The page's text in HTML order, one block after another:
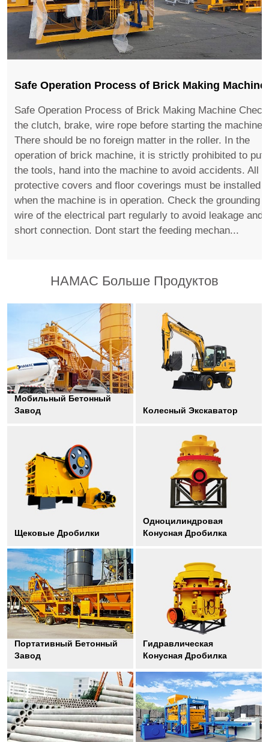
Safe Operation Process of Brick Making Machine
Safe Operation Process of Brick Making Machine Check
the clutch, brake, wire rope before starting the machine.
There should be no foreign matter in the roller. In the
operation of brick machine, it is strictly prohibited to put
the tools, hand into the machine to avoid accidents. All
protective covers and floor coverings must be installed
when the machine is in operation. Check the grounding
wire of the electrical part regularly to avoid leakage and
short connection. Dont start the feeding mechan...
HAMAC Больше Продуктов
Мобильный Бетонный
Завод
Колесный Экскаватор
Щековые Дробилки
Одноцилиндровая
Конусная Дробилка
Портативный Бетонный
Завод
Гидравлическая
Конусная Дробилка